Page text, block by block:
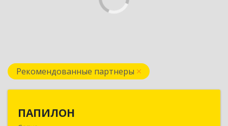
Рекомендованные партнеры
ПАПИЛОН